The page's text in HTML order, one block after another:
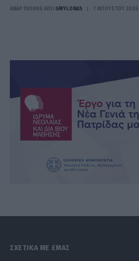
ΑΝΑΡΤΗΘΗΚΕ ΑΠΟ GMYLONAS 7 ΑΥΓΟΎΣΤΟΥ 2026
ΣΧΕΤΙΚΑ ΜΕ ΕΜΑΣ